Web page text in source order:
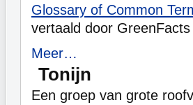
Glossary of Common
vertaald door GreenFacts
Meer…
Tonijn
Een groep van grote